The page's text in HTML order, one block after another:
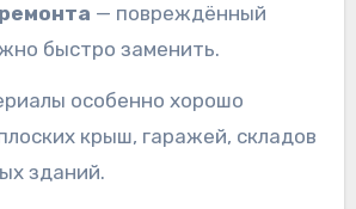
— повреждённый
быстро заменить.
особенно хорошо
крыш, гаражей, складов
зданий.